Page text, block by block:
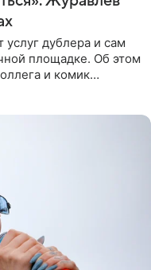
услуг дублера и сам
площадке. Об этом
и комик